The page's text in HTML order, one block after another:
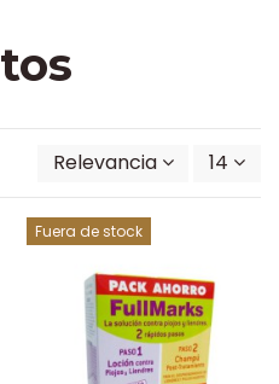
Relevancia 14
Fuera de stock